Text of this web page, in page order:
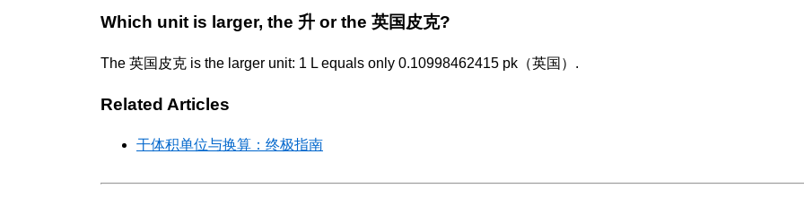
Which unit is larger, the 升 or the 英国皮克?
The 英国皮克 is the larger unit: 1 L equals only 0.10998462415 pk（英国）.
Related Articles
干体积单位与换算：终极指南